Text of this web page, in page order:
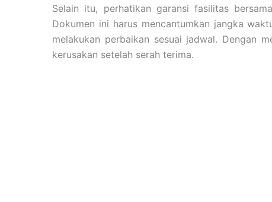
Selain itu, perhatikan garansi fasilitas
Dokumen ini harus mencantumkan jangka
melakukan perbaikan sesuai jadwal. Dengan
kerusakan setelah serah terima.